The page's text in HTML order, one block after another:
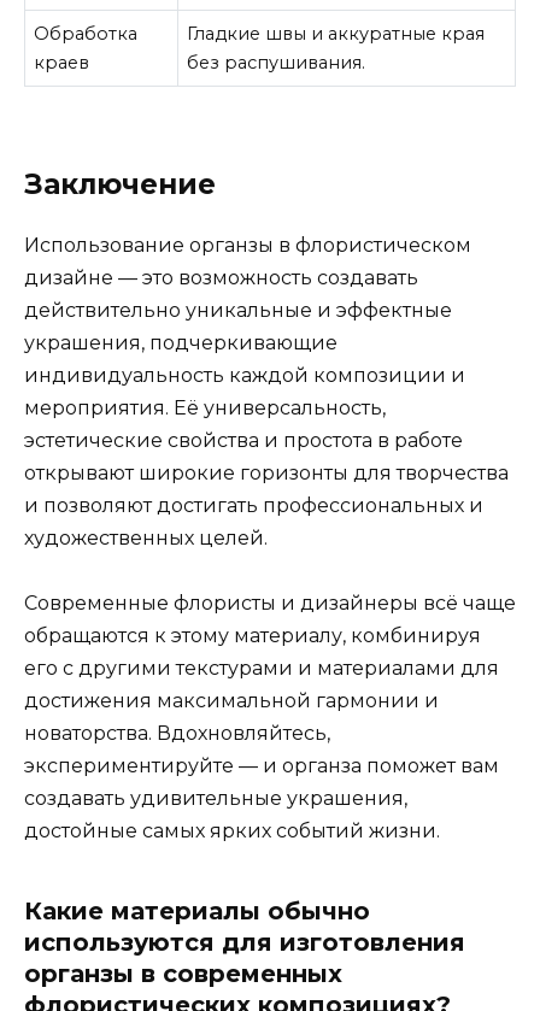
Обработка
краев
Гладкие швы и аккуратные края
без распушивания.
Заключение
Использование органзы в флористическом
дизайне — это возможность создавать
действительно уникальные и эффектные
украшения, подчеркивающие
индивидуальность каждой композиции и
мероприятия. Её универсальность,
эстетические свойства и простота в работе
открывают широкие горизонты для творчества
и позволяют достигать профессиональных и
художественных целей.
Современные флористы и дизайнеры всё чаще
обращаются к этому материалу, комбинируя
его с другими текстурами и материалами для
достижения максимальной гармонии и
новаторства. Вдохновляйтесь,
экспериментируйте — и органза поможет вам
создавать удивительные украшения,
достойные самых ярких событий жизни.
Какие материалы обычно
используются для изготовления
органзы в современных